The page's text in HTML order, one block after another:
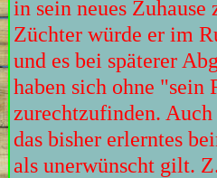
in sein neues
Züchter würde er im
und es bei späterer
haben sich ohne "sein
zurechtzufinden. Auch
das bisher erlerntes
als unerwünscht gilt.